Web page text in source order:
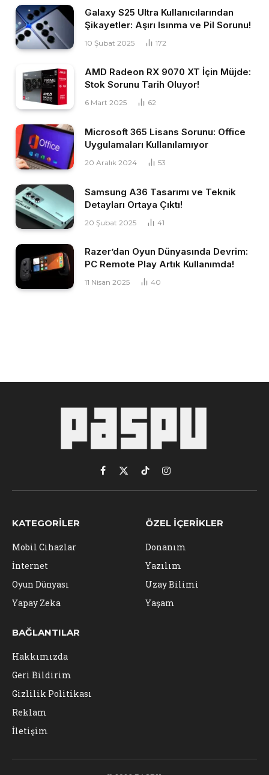
Galaxy S25 Ultra Kullanıcılarından
Şikayetler: Aşırı Isınma ve Pil Sorunu!
10 Şubat 2025 172
AMD Radeon RX 9070 XT İçin Müjde:
Stok Sorunu Tarih Oluyor!
6 Mart 2025 62
Microsoft 365 Lisans Sorunu: Office
Uygulamaları Kullanılamıyor
20 Aralık 2024 53
Samsung A36 Tasarımı ve Teknik
Detayları Ortaya Çıktı!
20 Şubat 2025 41
Razer’dan Oyun Dünyasında Devrim:
PC Remote Play Artık Kullanımda!
11 Nisan 2025 40
Facebook
X
(Twitter)
TikTokInstagram
KATEGORILER
Mobil Cihazlar
İnternet
Oyun Dünyası
Yapay Zeka
ÖZEL İÇERIKLER
Donanım
Yazılım
Uzay Bilimi
Yaşam
BAĞLANTILAR
Hakkımızda
Geri Bildirim
Gizlilik Politikası
Reklam
İletişim